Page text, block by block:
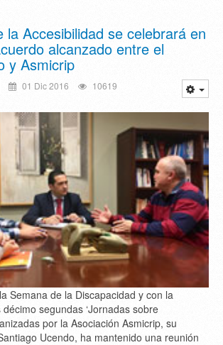
la Accesibilidad se celebrará en
alcanzado entre el
y Asmicrip
01 Dic 2016 10619
Semana de la Discapacidad y con la
segundas ‘Jornadas sobre
por la Asociación Asmicrip, su
Ucendo, ha mantenido una reunión